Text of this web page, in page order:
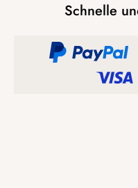
Schnelle